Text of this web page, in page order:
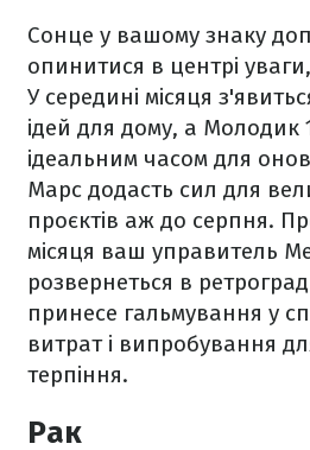
Сонце у вашому знаку
опинитися в центрі
У середині місяця
ідей для дому, а Молодик
ідеальним часом для
Марс додасть сил для
проєктів аж до серпня.
місяця ваш управитель
розвернеться в
принесе гальмування у
витрат і випробування
терпіння.
Рак